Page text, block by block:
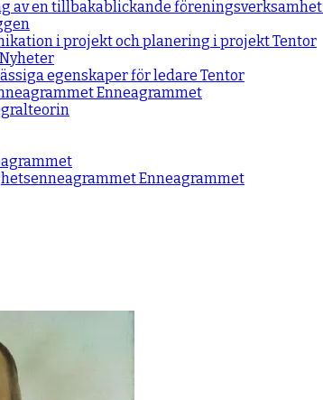
av en tillbakablickande föreningsverksamhet
i projekt och planering i projektTentor
Nyheter
egenskaper för ledare Tentor
Enneagrammet
Enneagrammet